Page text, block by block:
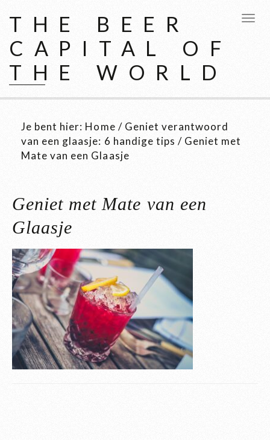
THE BEER
CAPITAL OF
THE WORLD
Je bent hier: Home / Geniet verantwoord
van een glaasje: 6 handige tips / Geniet met
Mate van een Glaasje
Geniet met Mate van een
Glaasje